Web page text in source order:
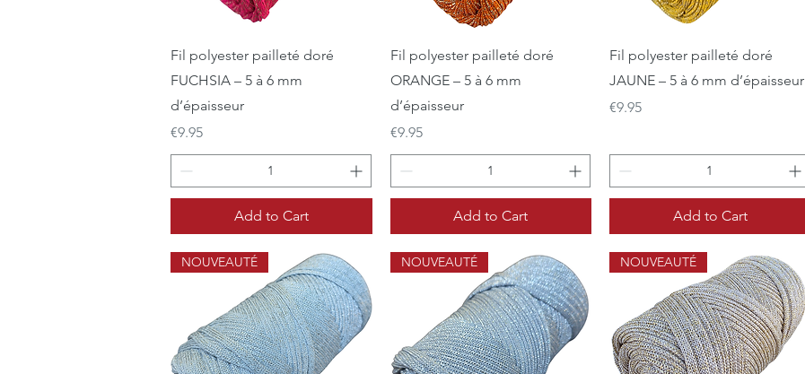
Quick View
Fil polyester pailleté doré
FUCHSIA – 5 à 6 mm
d’épaisseur
Price
€9.95
Add to Cart
Quick View
Fil polyester pailleté doré
ORANGE – 5 à 6 mm
d’épaisseur
Price
€9.95
Add to Cart
Quick View
Fil polyester pailleté doré
JAUNE – 5 à 6 mm d’épaisseur
Price
€9.95
Add to Cart
NOUVEAUTÉ NOUVEAUTÉ NOUVEAUTÉ